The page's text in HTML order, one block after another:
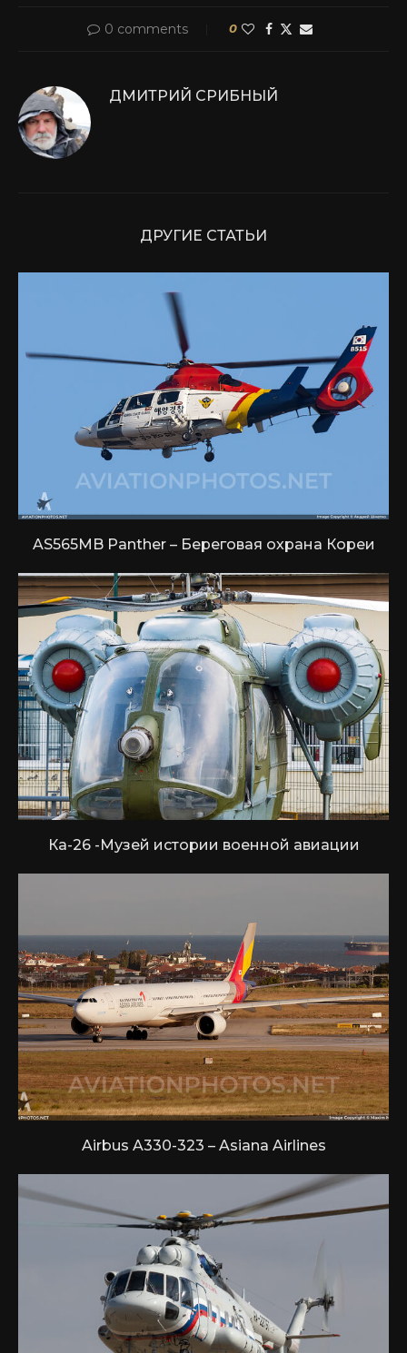
0 comments 0
ДМИТРИЙ СРИБНЫЙ
ДРУГИЕ СТАТЬИ
AS565MB Panther – Береговая охрана Кореи
Ка-26 -Музей истории военной авиации
Airbus A330-323 – Asiana Airlines